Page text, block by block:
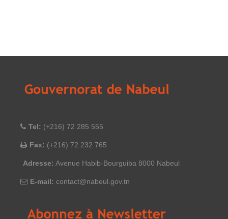
Tel: (+216) 72 285 555
Fax: (+216) 72 232 765
Adresse: Avenue Habib-Bourguiba 8000 Nabeul
E-mail: contact@nabeul.gov.tn